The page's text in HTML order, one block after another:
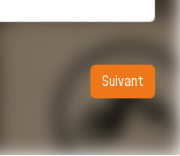
Suivant